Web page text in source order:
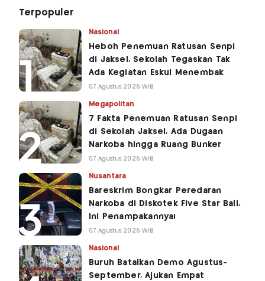
Terpopuler
Nasional
Heboh Penemuan Ratusan Senpi
di Jaksel, Sekolah Tegaskan Tak
Ada Kegiatan Eskul Menembak
07 Agustus 2026 WIB
Megapolitan
7 Fakta Penemuan Ratusan Senpi
di Sekolah Jaksel, Ada Dugaan
Narkoba hingga Ruang Bunker
07 Agustus 2026 WIB
Nusantara
Bareskrim Bongkar Peredaran
Narkoba di Diskotek Five Star Bali,
Ini Penampakannya!
07 Agustus 2026 WIB
Nasional
Buruh Batalkan Demo Agustus-
September, Ajukan Empat